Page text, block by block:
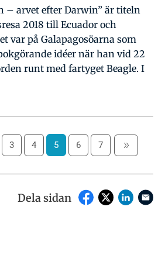
– arvet efter Darwin” är titeln
2018 till Ecuador och
var på Galapagosöarna som
idéer när han vid 22
runt med fartyget Beagle. I
3 4 5 6 7
Dela sidan